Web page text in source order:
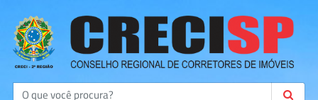
Buscar